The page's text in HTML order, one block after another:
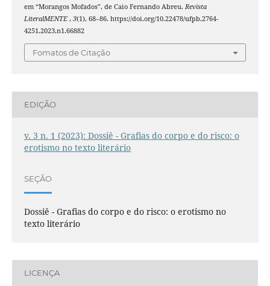
em “Morangos Mofados”, de Caio Fernando Abreu. Revista
LiteralMENTE , 3(1), 68–86. https://doi.org/10.22478/ufpb.2764-
4251.2023.n1.66882
Fomatos de Citação
EDIÇÃO
v. 3 n. 1 (2023): Dossiê - Grafias do corpo e do risco: o
erotismo no texto literário
SEÇÃO
Dossiê - Grafias do corpo e do risco: o erotismo no
texto literário
LICENÇA